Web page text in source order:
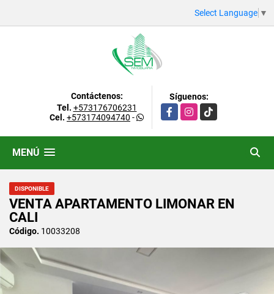
Select Language ▼
Contáctenos:
Tel. +573176706231
Cel. +573174094740 -
Síguenos:
FacebookInstagram
TikTok
MENÚ
DISPONIBLE
VENTA APARTAMENTO LIMONAR EN
CALI
Código. 10033208